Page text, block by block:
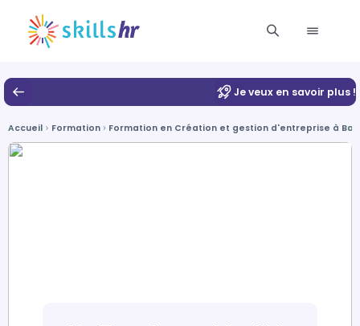
Je veux en savoir plus !
Accueil Formation Formation en Création et gestion d'entreprise à